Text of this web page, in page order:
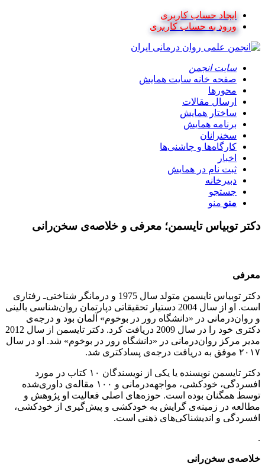
ایجاد حساب کاربری
ورود به حساب کاربری
سایت انجمن
صفحه خانه سایت همایش
محورها
ارسال مقالات
ساختار همایش
برنامه همایش
سخنرانان
کارگاه‌ها و چاشنی‌ها
اخبار
ثبت نام در همایش
دبیرخانه
جستجو
منو منو
دکتر توبیاس تایسمن؛ معرفی و خلاصه‌ی سخن‌رانی
معرفی
دکتر توبیاس تایسمن متولد سال 1975 و درمانگر شناختی‌ـ رفتاری
است. او از سال 2004 دستیار تحقیقاتی دپارتمان روان‌شناسی بالینی
و روان‌درمانی در «دانشگاه رور در بوخوم» آلمان بود و درجه‌ی
دکتری خود را در سال 2009 دریافت کرد. دکتر تایسمن از سال 2012
مدیر مرکز روان‌درمانی در «دانشگاه رور در بوخوم» شد. او در سال
٢٠١٧ موفق به دریافت درجه‌ی پسادکتری شد.
دکتر تایسمن نویسنده یا یکی از نویسندگان ١٠ کتاب در مورد
افسردگی، خودکشی، مواجهه‌درمانی و ١٠٠ مقاله‌ی داوری‌شده
توسط همگنان بوده است. حوزه‌های اصلی فعالیت او پژوهش و
مطالعه در زمینه‌ی گرایش به خودکشی و پیش‌گیری از خودکشی،
افسردگی و اندیشناکی‌های ذهنی است.
.
خلاصه‌ی سخن‌رانی